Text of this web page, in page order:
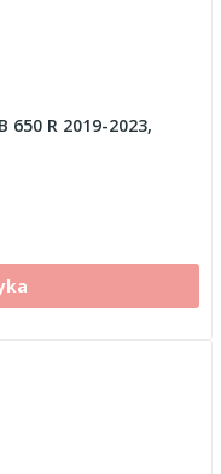
650 R 2019-2023,